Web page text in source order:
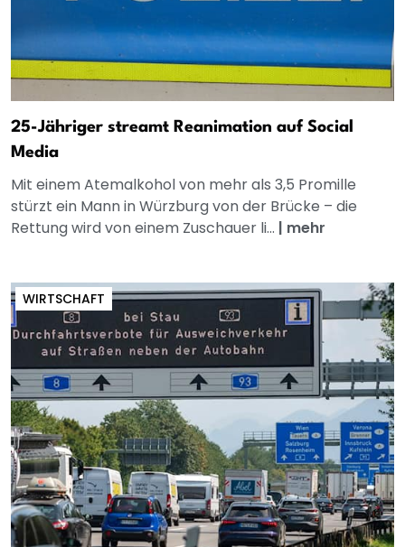
25-Jähriger streamt Reanimation auf Social
Media
Mit einem Atemalkohol von mehr als 3,5 Promille
stürzt ein Mann in Würzburg von der Brücke – die
Rettung wird von einem Zuschauer li... | mehr
WIRTSCHAFT